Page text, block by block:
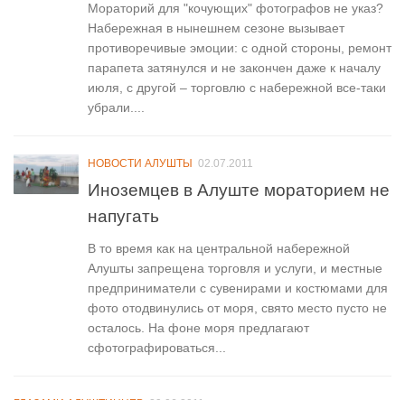
Мораторий для "кочующих" фотографов не указ?
Набережная в нынешнем сезоне вызывает
противоречивые эмоции: с одной стороны, ремонт
парапета затянулся и не закончен даже к началу
июля, с другой – торговлю с набережной все-таки
убрали....
НОВОСТИ АЛУШТЫ 02.07.2011
Иноземцев в Алуште мораторием не
напугать
В то время как на центральной набережной
Алушты запрещена торговля и услуги, и местные
предприниматели с сувенирами и костюмами для
фото отодвинулись от моря, свято место пусто не
осталось. На фоне моря предлагают
сфотографироваться...